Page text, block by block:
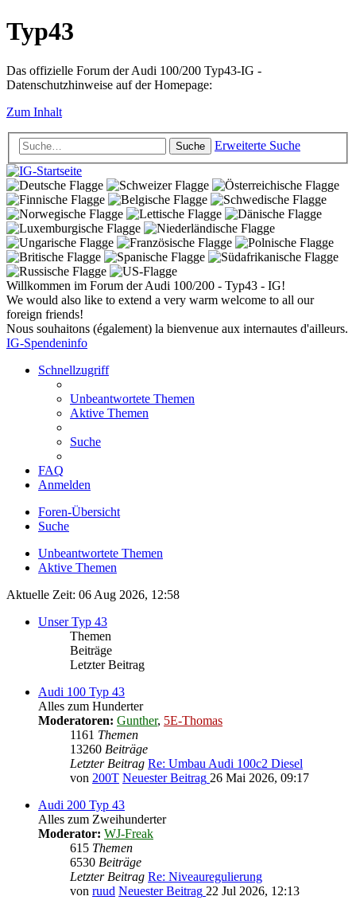
Typ43
Das offizielle Forum der Audi 100/200 Typ43-IG -
Datenschutzhinweise auf der Homepage:
Zum Inhalt
Suche Erweiterte Suche
Willkommen im Forum der Audi 100/200 - Typ43 - IG!
We would also like to extend a very warm welcome to all our
foreign friends!
Nous souhaitons (également) la bienvenue aux internautes d'ailleurs.
IG-Spendeninfo
Schnellzugriff
Unbeantwortete Themen
Aktive Themen
Suche
FAQ
Anmelden
Foren-Übersicht
Suche
Unbeantwortete Themen
Aktive Themen
Aktuelle Zeit: 06 Aug 2026, 12:58
Unser Typ 43
Themen
Beiträge
Letzter Beitrag
Audi 100 Typ 43
Alles zum Hunderter
Moderatoren: Gunther, 5E-Thomas
1161 Themen
13260 Beiträge
Letzter Beitrag Re: Umbau Audi 100c2 Diesel
von 200T Neuester Beitrag 26 Mai 2026, 09:17
Audi 200 Typ 43
Alles zum Zweihunderter
Moderator: WJ-Freak
615 Themen
6530 Beiträge
Letzter Beitrag Re: Niveauregulierung
von ruud Neuester Beitrag 22 Jul 2026, 12:13